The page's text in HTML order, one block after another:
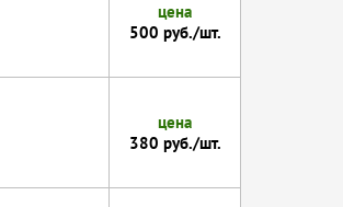
цена
500 руб./шт.
цена
380 руб./шт.